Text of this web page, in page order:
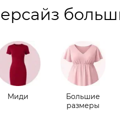
Миди
Большие
размеры